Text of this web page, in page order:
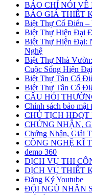
BÁO CHÍ NÓI VỀ
BÁO GIÁ THIẾT
Biệt Thự Cổ Điển
Biệt Thự Hiện Đại
Biệt Thự Hiện Đại:
Nghệ
Biệt Thự Nhà
Cuộc Sống Hiện Đại
Biệt Thự Tân Cổ
Biệt Thự Tân Cổ
CÂU HỎI
Chính sách bảo mật
CHỦ TỊCH HĐQT
CHỨNG NHẬN,
Chứng Nhận, Giải
CÔNG NGHỆ KĨ
demo 360
DỊCH VỤ THI
DỊCH VỤ THIẾT
Đăng Ký Youtube
ĐỘI NGŨ NHÂN